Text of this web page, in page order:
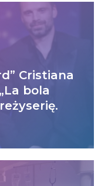
Cristiana
bola